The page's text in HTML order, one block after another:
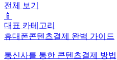
전체 보기
📱
대표 카테고리
휴대폰콘텐츠결제 완벽 가이드
통신사를 통한 콘텐츠결제 방